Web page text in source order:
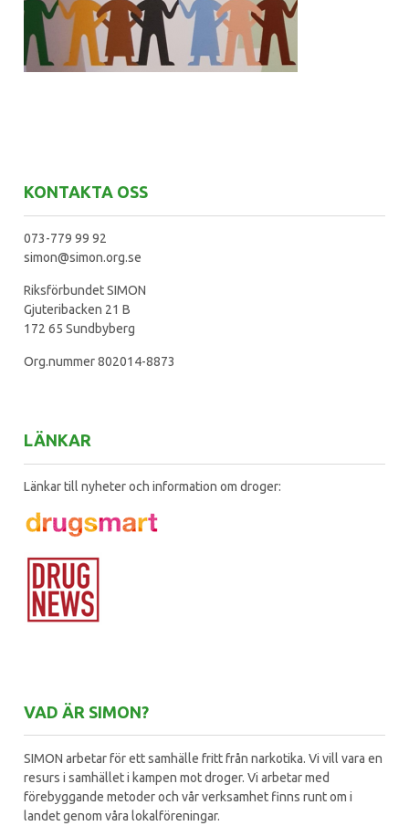
KONTAKTA OSS
073-779 99 92
simon@simon.org.se
Riksförbundet SIMON
Gjuteribacken 21 B
172 65 Sundbyberg
Org.nummer 802014-8873
LÄNKAR
Länkar till nyheter och information om droger:
VAD ÄR SIMON?
SIMON arbetar för ett samhälle fritt från narkotika. Vi vill vara en
resurs i samhället i kampen mot droger. Vi arbetar med
förebyggande metoder och vår verksamhet finns runt om i
landet genom våra lokalföreningar.